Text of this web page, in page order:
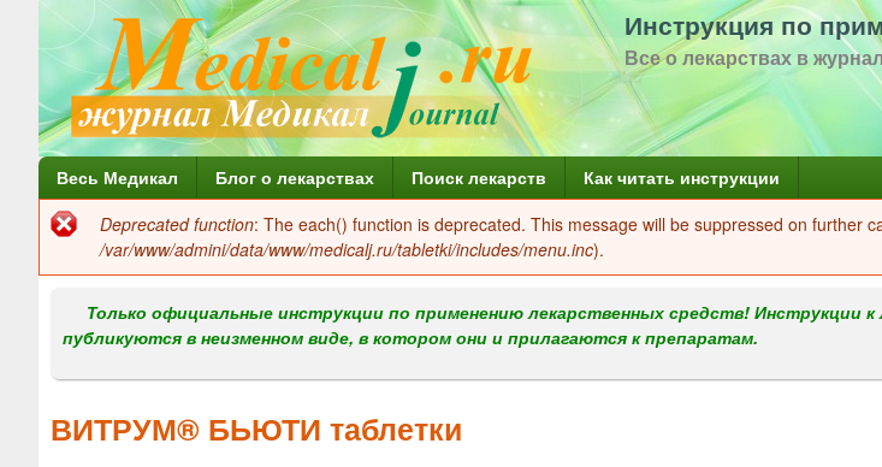
Перейти
к
содержанию
Инструкция по
Все о лекарствах в
Г
л
н
м
Весь Медикал Блог о лекарствах Поиск лекарств Как читать инструкции
Сообщение
об
ошибке
Deprecated function: The each() function is deprecated. This message will be suppressed on further
/var/www/admini/data/www/medicalj.ru/tabletki/includes/menu.inc).
Только официальные инструкции по применению лекарственных средств! Инструкции
публикуются в неизменном виде, в котором они и прилагаются к препаратам.
ВИТРУМ® БЬЮТИ таблетки